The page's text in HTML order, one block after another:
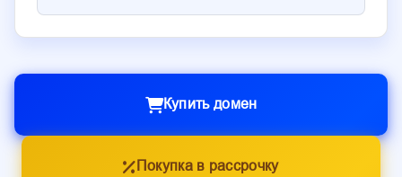
Купить домен
Покупка в рассрочку